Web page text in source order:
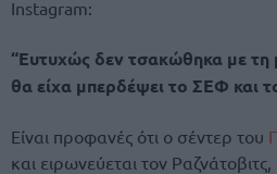
Instagram:
“Ευτυχώς δεν τσακώθηκα με
θα είχα μπερδέψει το ΣΕΦ
Είναι προφανές ότι ο σέντερ του
και ειρωνεύεται τον